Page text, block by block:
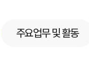
주요업무 및 활동